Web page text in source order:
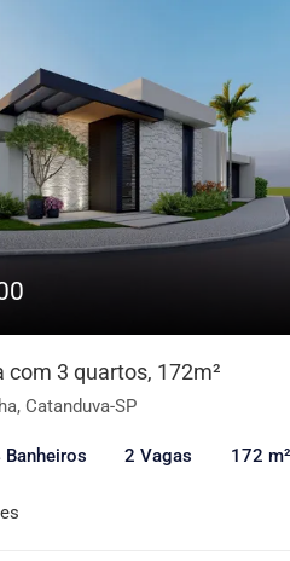
com 3 quartos, 172m²
Catanduva-SP
Banheiros 2 Vagas 172 m²